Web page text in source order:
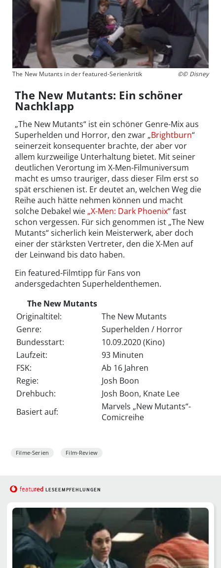
The New Mutants in der featured-Serienkritik ©© Disney
The New Mutants: Ein schöner
Nachklapp
„The New Mutants“ ist ein schöner Genre-Mix aus
Superhelden und Horror, den zwar „Brightburn“
seinerzeit konsequenter brachte, der aber vor
allem kurzweilige Unterhaltung bietet. Mit seiner
deutlichen Verortung im X-Men-Filmuniversum
macht es umso trauriger, dass dieser Film erst so
spät erschienen ist. Er deutet an, welchen Weg die
Reihe auch hätte nehmen können und macht
solche Debakel wie „X-Men: Dark Phoenix“fast
schon vergessen. Für sich genommen ist „The New
Mutants“ sicherlich kein Meisterwerk, aber doch
einer der stärksten Vertreter, den die X-Men auf
der Leinwand bis dato haben.
Ein featured-Filmtipp für Fans von
andersgedachten Superheldenthemen.
The New Mutants
Originaltitel:
The New Mutants
Genre:
Superhelden / Horror
Bundesstart:
10.09.2020 (Kino)
Laufzeit:
93 Minuten
FSK:
Ab 16 Jahren
Regie:
Josh Boon
Drehbuch:
Josh Boon, Knate Lee
Basiert auf:
Marvels „New Mutants“-
Comicreihe
Filme-Serien Film-Review
featured LESEEMPFEHLUNGEN